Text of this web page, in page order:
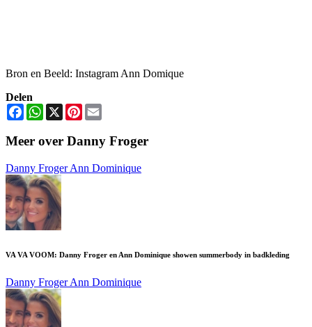
Bron en Beeld: Instagram Ann Domique
Delen
FacebookWhatsApp
X Pinterest
Meer over Danny Froger
Danny FrogerAnn Dominique
VA VA VOOM: Danny Froger en Ann Dominique showen summerbody in badkleding
Danny FrogerAnn Dominique